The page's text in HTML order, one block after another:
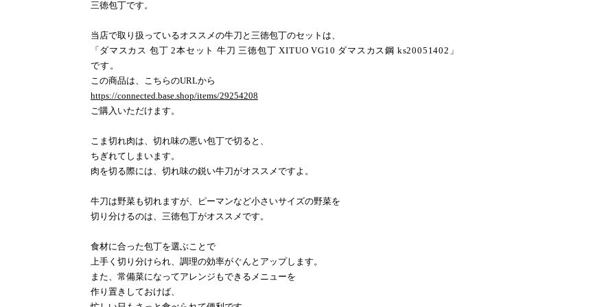
三徳包丁です。
当店で取り扱っているオススメの牛刀と三徳包丁のセットは、
「 ダマスカス 包丁 2本セット 牛刀 三徳包丁 XITUO VG10 ダマスカス鋼 ks20051402 」
です。
この商品は、こちらのURLから
https://connected.base.shop/items/29254208
ご購入いただけます。
こま切れ肉は、切れ味の悪い包丁で切ると、
ちぎれてしまいます。
肉を切る際には、切れ味の鋭い牛刀がオススメですよ。
牛刀は野菜も切れますが、ピーマンなど小さいサイズの野菜を
切り分けるのは、三徳包丁がオススメです。
食材に合った包丁を選ぶことで
上手く切り分けられ、調理の効率がぐんとアップします。
また、常備菜になってアレンジもできるメニューを
作り置きしておけば、